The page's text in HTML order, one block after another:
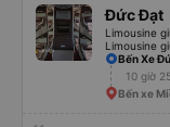
Đức Đạt
Limousine
Limousine
Bến Xe
10 giờ
Bến xe